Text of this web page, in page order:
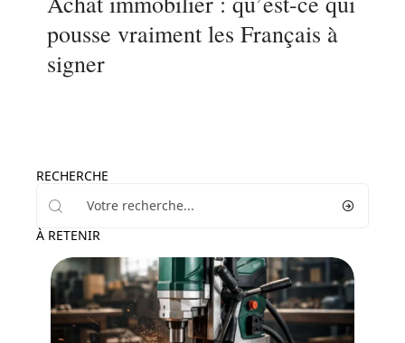
pousse vraiment les Français à
signer
RECHERCHE
À RETENIR